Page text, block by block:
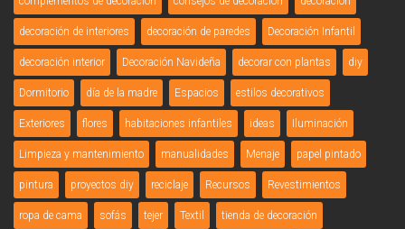
decoración de interiores decoración de paredes Decoración Infantil
decoración interior Decoración Navideña decorar con plantas diy
Dormitorio día de la madre Espacios estilos decorativos
Exteriores flores habitaciones infantiles ideas Iluminación
Limpieza y mantenimiento manualidades Menaje papel pintado
pintura proyectos diy reciclaje Recursos Revestimientos
ropa de cama sofás tejer Textil tienda de decoración